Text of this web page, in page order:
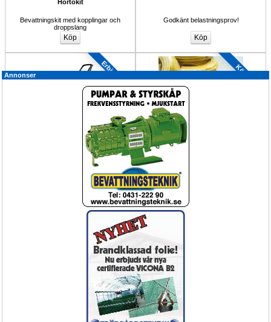
Hortokit
Bevattningskit med kopplingar och
droppslang
Godkänt belastningsprov!
Erbjudande
Spruta FOX Mobil batteridriven spruta
för proffs 18liter 4bar
Lättskött servicespruta med ett
ergonomiskt greppvänligt handtag.
Köp Nu!
Strilar, slangar och klokopplingar
Bevattning slang och strilar
1795,-
Hand driven sopmaskin för industri
Cirkulationsfläkt kompakt ACF21 3-fas
Annonser